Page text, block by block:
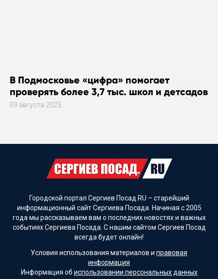
В Подмосковье «цифра» помогает
проверять более 3,7 тыс. школ и детсадов
09 августа 2023
Городской портал Сергиев Посад.RU – старейший
информационный сайт Сергиева Посада. Начиная с 2005
года мы рассказываем вам о последних новостях и важных
событиях Сергиева Посада. С нашим сайтом Сергиев Посад
всегда будет онлайн!
Условия использования материалов и правовая
информация
Информация об использовании персональных данных